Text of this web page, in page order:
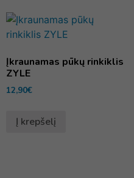
Įkraunamas pūkų rinkiklis
ZYLE
12,90€
Į krepšelį